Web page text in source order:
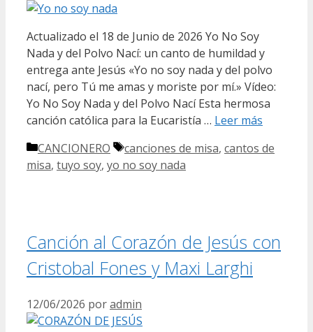
Actualizado el 18 de Junio de 2026 Yo No Soy
Nada y del Polvo Nací: un canto de humildad y
entrega ante Jesús «Yo no soy nada y del polvo
nací, pero Tú me amas y moriste por mí.» Vídeo:
Yo No Soy Nada y del Polvo Nací Esta hermosa
canción católica para la Eucaristía … Leer más
Categorías
CANCIONERO Etiquetas
canciones de misa, cantos de
misa, tuyo soy, yo no soy nada
Canción al Corazón de Jesús con
Cristobal Fones y Maxi Larghi
12/06/2026 poradmin